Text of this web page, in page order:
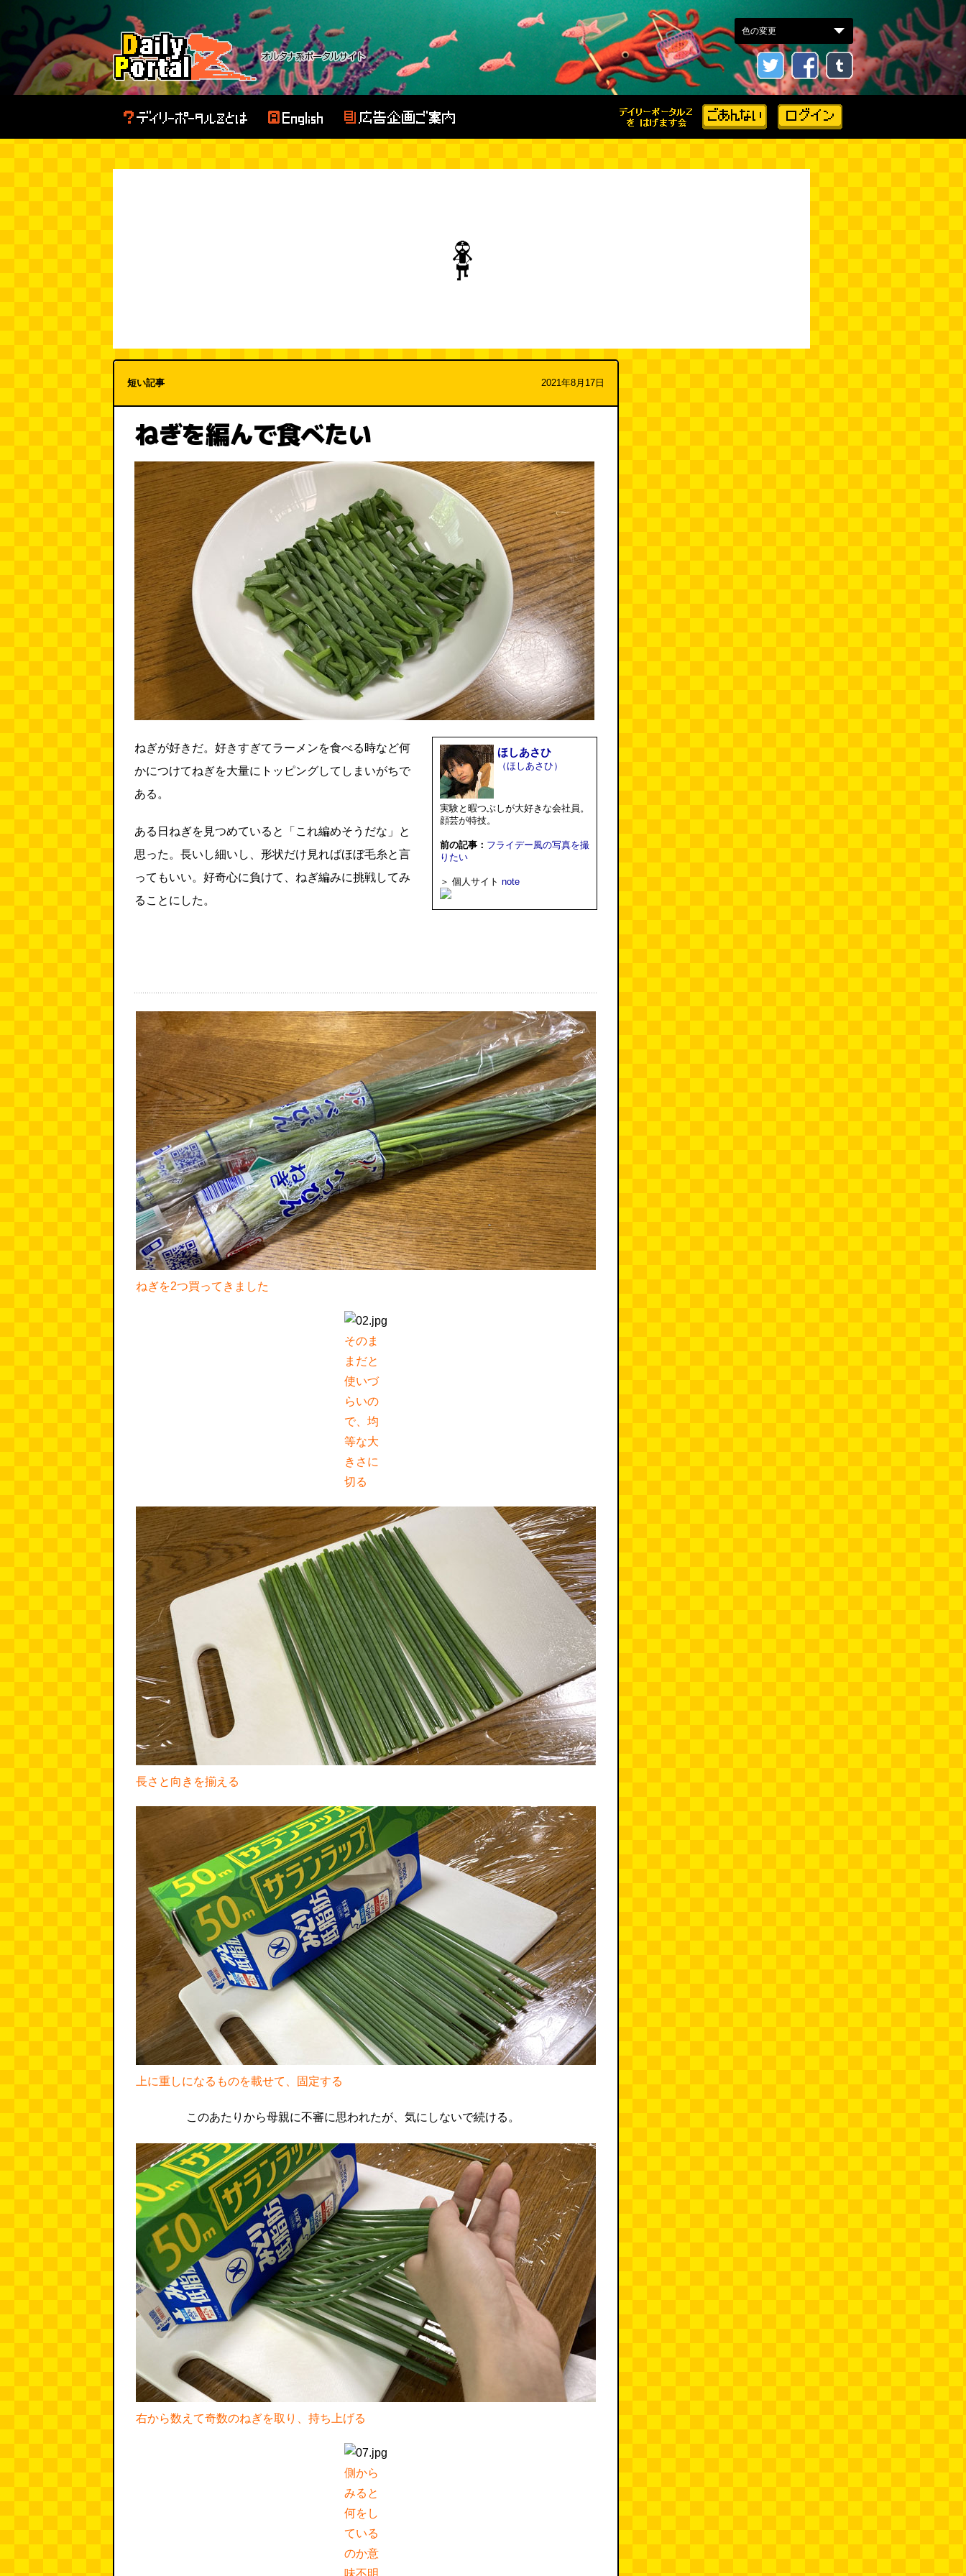
短い記事 2021年8月17日
ねぎを編んで食べたい
ねぎが好きだ。好きすぎてラーメンを食べる時など何
かにつけてねぎを大量にトッピングしてしまいがちで
ある。
ある日ねぎを見つめていると「これ編めそうだな」と
思った。長いし細いし、形状だけ見ればほぼ毛糸と言
ってもいい。好奇心に負けて、ねぎ編みに挑戦してみ
ることにした。
ほしあさひ
（ほしあさひ）
実験と暇つぶしが大好きな会社員。
顔芸が特技。
前の記事： フライデー風の写真を撮
りたい
＞ 個人サイト note
ねぎを2つ買ってきました
そのま
まだと
使いづ
らいの
で、均
等な大
きさに
切る
長さと向きを揃える
上に重しになるものを載せて、固定する
このあたりから母親に不審に思われたが、気にしないで続ける。
右から数えて奇数のねぎを取り、持ち上げる
側から
みると
何をし
ている
のか意
味不明